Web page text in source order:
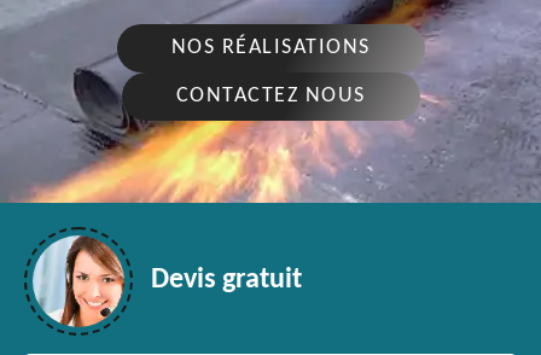
NOS RÉALISATIONS
CONTACTEZ NOUS
Devis gratuit